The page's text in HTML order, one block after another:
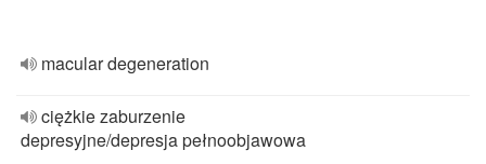
macular degeneration
ciężkie zaburzenie
depresyjne/depresja pełnoobjawowa